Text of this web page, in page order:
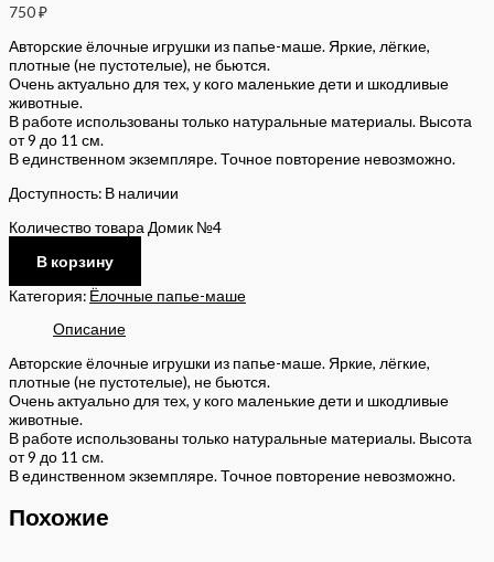
750₽
Авторские ёлочные игрушки из папье-маше. Яркие, лёгкие,
плотные (не пустотелые), не бьются.
Очень актуально для тех, у кого маленькие дети и шкодливые
животные.
В работе использованы только натуральные материалы. Высота
от 9 до 11 см.
В единственном экземпляре. Точное повторение невозможно.
Доступность: В наличии
Количество товара Домик №4
В корзину
Категория: Ёлочные папье-маше
Описание
Авторские ёлочные игрушки из папье-маше. Яркие, лёгкие,
плотные (не пустотелые), не бьются.
Очень актуально для тех, у кого маленькие дети и шкодливые
животные.
В работе использованы только натуральные материалы. Высота
от 9 до 11 см.
В единственном экземпляре. Точное повторение невозможно.
Похожие